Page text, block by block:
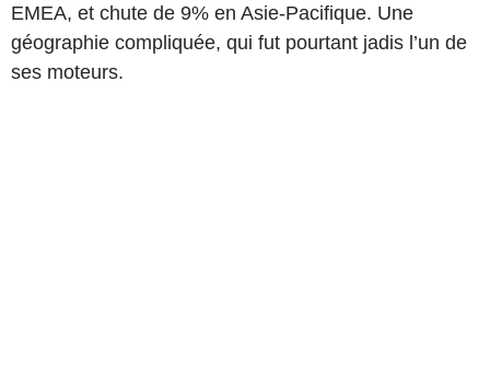
EMEA, et chute de 9% en Asie-Pacifique. Une
géographie compliquée, qui fut pourtant jadis l’un de
ses moteurs.